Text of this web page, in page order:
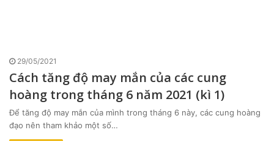
29/05/2021
Cách tăng độ may mắn của các cung
hoàng trong tháng 6 năm 2021 (kì 1)
Để tăng độ may mắn của mình trong tháng 6 này, các cung hoàng
đạo nên tham khảo một số…